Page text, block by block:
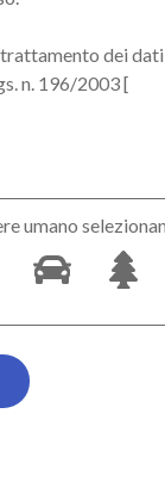
dei dati
n. 196/2003 [
umano